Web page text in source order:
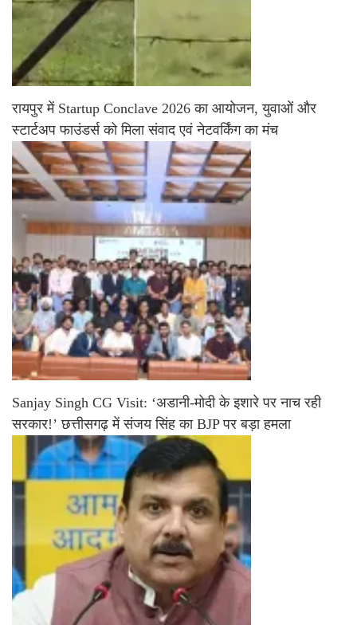
रायपुर में Startup Conclave 2026 का आयोजन, युवाओं और
स्टार्टअप फाउंडर्स को मिला संवाद एवं नेटवर्किंग का मंच
Sanjay Singh CG Visit: ‘अडानी-मोदी के इशारे पर नाच रही
सरकार!’ छत्तीसगढ़ में संजय सिंह का BJP पर बड़ा हमला